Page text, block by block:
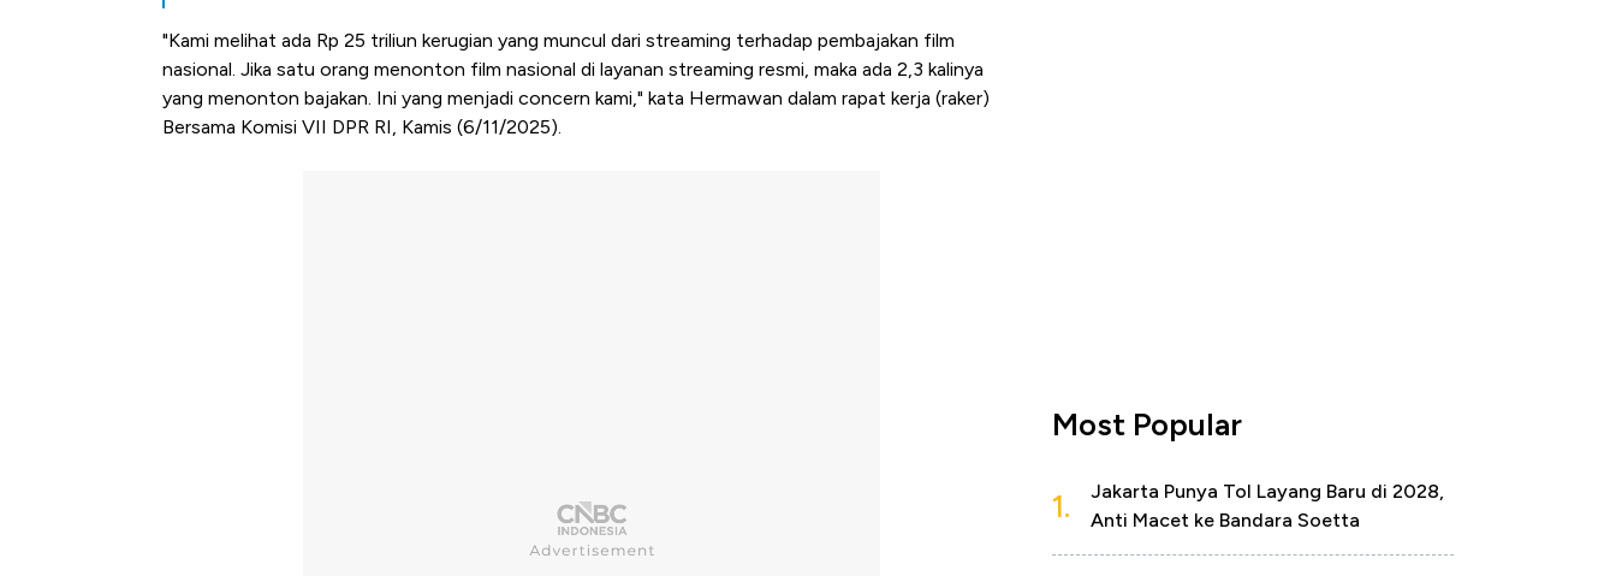
"Kami melihat ada Rp 25 triliun kerugian yang muncul dari streaming terhadap pembajakan film
nasional. Jika satu orang menonton film nasional di layanan streaming resmi, maka ada 2,3 kalinya
yang menonton bajakan. Ini yang menjadi concern kami," kata Hermawan dalam rapat kerja (raker)
Bersama Komisi VII DPR RI, Kamis (6/11/2025).
Most Popular
1.
Jakarta Punya Tol Layang Baru di 2028,
Anti Macet ke Bandara Soetta